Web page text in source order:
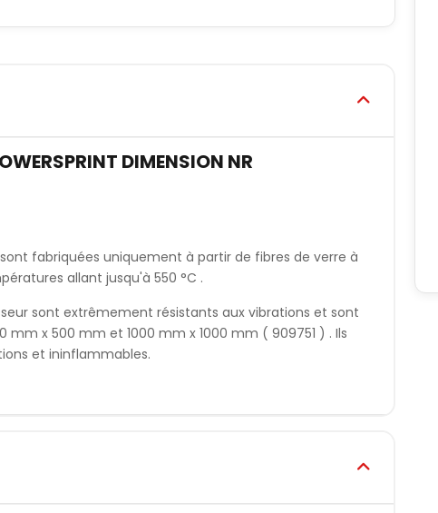
DIMENSION NR
fabriquées uniquement à partir de fibres de verre à
allant jusqu'à 550 °C .
sont extrêmement résistants aux vibrations et sont
mm x 500 mm et 1000 mm x 1000 mm ( 909751 ) . Ils
et ininflammables.